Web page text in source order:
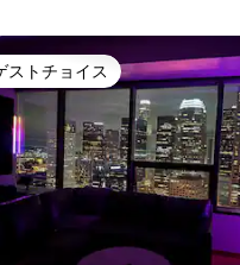
ストチョイス
ストチョイス